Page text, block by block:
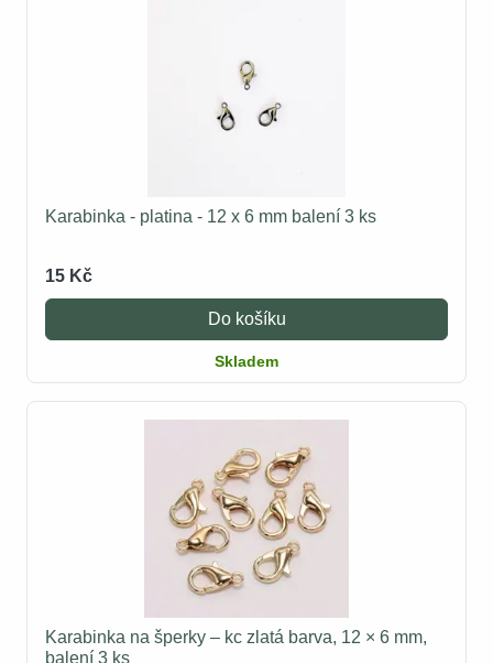
Karabinka - platina - 12 x 6 mm balení 3 ks
15 Kč
Do košíku
Skladem
Karabinka na šperky – kc zlatá barva, 12 × 6 mm,
balení 3 ks